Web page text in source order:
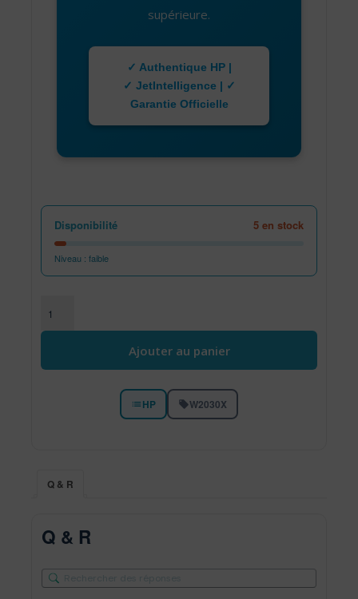
supérieure.
✓ Authentique HP |
✓ JetIntelligence | ✓
Garantie Officielle
Disponibilité 5 en stock
Niveau : faible
Ajouter au panier
HP W2030X
Q & R
Q & R